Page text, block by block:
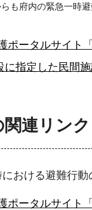
も府内の緊急一時避
ポータルサイト
指定した民間
連リンク
おける避難行動
ポータルサイト